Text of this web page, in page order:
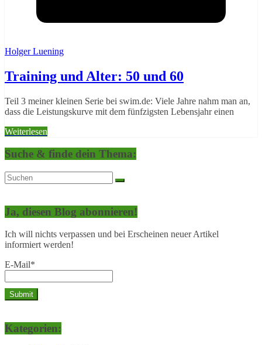
Holger Luening
Training und Alter: 50 und 60
Teil 3 meiner kleinen Serie bei swim.de: Viele Jahre nahm man an,
dass die Leistungskurve mit dem fünfzigsten Lebensjahr einen
Weiterlesen
Suche & finde dein Thema:
Ja, diesen Blog abonnieren!
Ich will nichts verpassen und bei Erscheinen neuer Artikel
informiert werden!
E-Mail*
Kategorien: